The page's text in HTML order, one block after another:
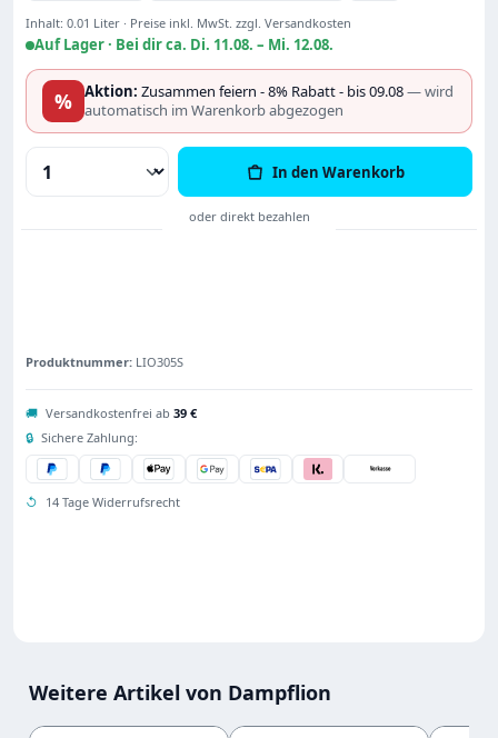
Inhalt: 0.01 Liter · Preise inkl. MwSt. zzgl. Versandkosten
Auf Lager · Bei dir ca. Di. 11.08. – Mi. 12.08.
% Aktion: Zusammen feiern - 8% Rabatt - bis 09.08— wird
automatisch im Warenkorb abgezogen
Produkt Anzahl: Gib den gewünschten
In den Warenkorb
Produktnummer: LIO305S
🚚 Versandkostenfrei ab 39 €
🔒 Sichere Zahlung:
↺ 14 Tage Widerrufsrecht
Weitere Artikel von Dampflion